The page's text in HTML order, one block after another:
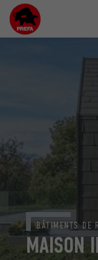
MAISON
BÂTIMENTS DE